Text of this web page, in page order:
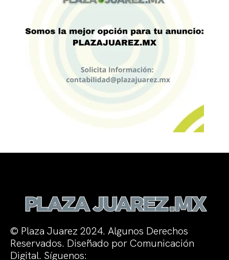
© Plaza Juarez 2024. Algunos Derechos
Reservados. Diseñado por Comunicación
Digital. Síguenos: